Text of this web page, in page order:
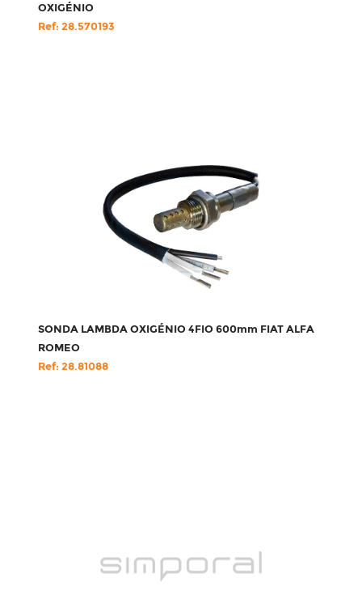
OXIGÉNIO
Ref: 28.570193
SONDA LAMBDA OXIGÉNIO 4FIO 600mm FIAT ALFA
ROMEO
Ref: 28.81088